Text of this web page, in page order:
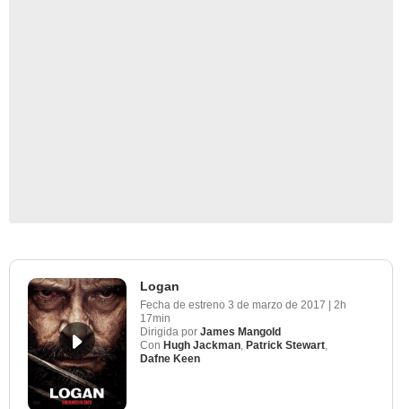
Logan
Fecha de estreno 3 de marzo de 2017 | 2h
17min
Dirigida por James Mangold
Con Hugh Jackman Patrick Stewart
Dafne Keen